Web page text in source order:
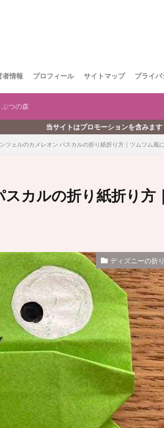
者情報 プロフィール サイトマップ プライ
ぶつの森
サイトはプロモーションを含みます
ツェルのカメレオン パスカルの折り紙折り方｜ツムツム風
カルの折り紙折り方｜
ディズニーの折